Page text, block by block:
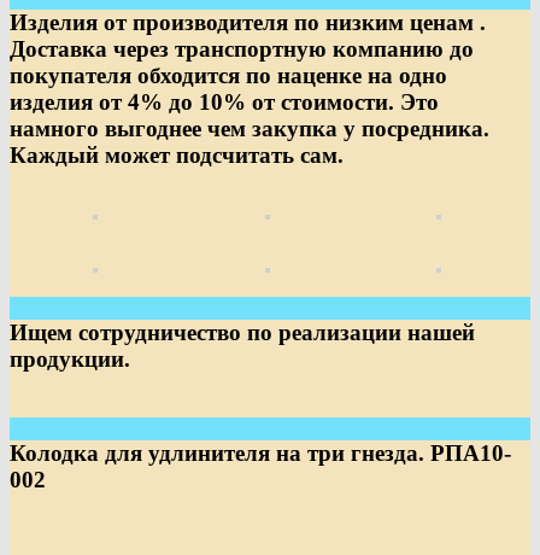
Изделия от производителя по низким ценам .
Доставка через транспортную компанию до
покупателя обходится по наценке на одно
изделия от 4% до 10% от стоимости. Это
намного выгоднее чем закупка у посредника.
Каждый может подсчитать сам.
Ищем сотрудничество по реализации нашей
продукции.
Колодка для удлинителя на три гнезда. РПА10-
002